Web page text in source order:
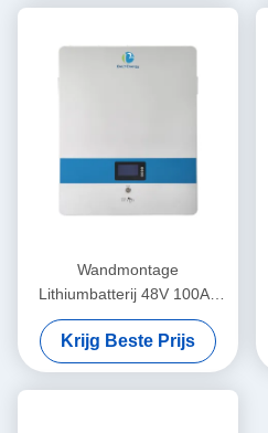
Wandmontage
Lithiumbatterij 48V 100Ah
Volle capaciteit Lange cyclus
Voor energieopslag
Krijg Beste Prijs